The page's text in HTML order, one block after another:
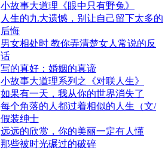
小故事大道理《眼中只有野兔》
人生的九大遗憾，别让自己留下太多的
后悔
男女相处时 教你弄清楚女人常说的反
话
写的真好：婚姻的真谛
小故事大道理系列之《对联人生》
如果有一天，我从你的世界消失了
每个角落的人都过着相似的人生（文/
假装绅士
远远的欣赏，你的美丽一定有人懂
那些被时光碾过的破碎